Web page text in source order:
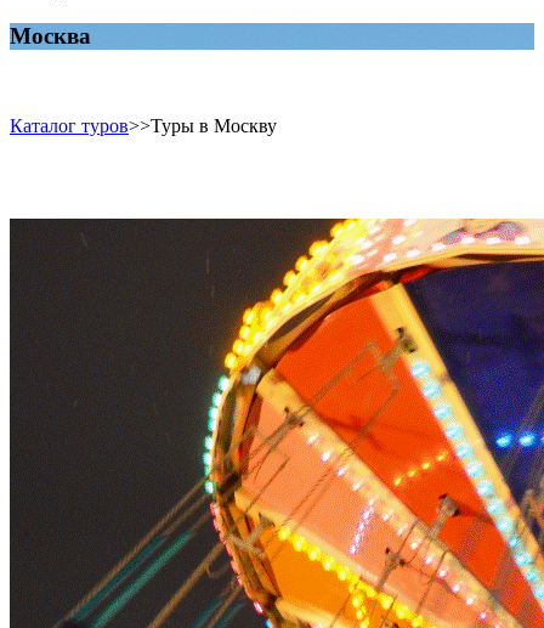
Москва
Каталог туров>>Туры в Москву